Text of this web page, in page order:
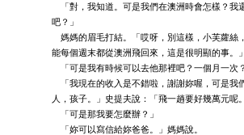
「對，我知道。可是我們在澳洲時會怎樣？我
吧？」
媽媽的眉毛打結。「哎呀，別這樣，小芙蘿絲
能每個週末都從澳洲飛回來，這是很明顯的事。」
「可是我有時候可以去他那裡吧？一個月一次？
「我現在的收入是不錯啦，謝謝妳喔，可是我
人，孩子。」史提夫說：「飛一趟要好幾萬元呢
「可是那我要怎麼辦？」
「妳可以寫信給妳爸爸。」媽媽說。